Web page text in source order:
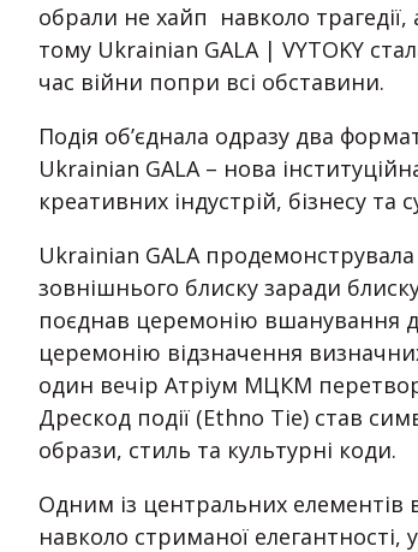
обрали не хайп навколо
тому Ukrainian GALA | VYTOKY
час війни попри всі обставини.
Подія об’єднала одразу два
Ukrainian GALA – нова
креативних індустрій, бізнесу та
Ukrainian GALA
зовнішнього блиску заради
поєднав церемонію вшанування
церемонію відзначення
один вечір Атріум МЦКМ
Дрескод події (Ethno Tie) став
образи, стиль та культурні коди.
Одним із центральних елементів
навколо стриманої елегантності,